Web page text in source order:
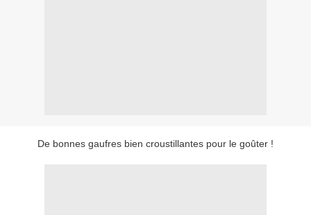
De bonnes gaufres bien croustillantes pour le goûter !